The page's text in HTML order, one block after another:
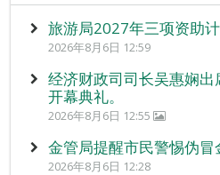
旅游局2027年三项资助
2026年8月6日 12:59
经济财政司司长吴惠娴
开幕典礼。
2026年8月6日 12:55
金管局提醒市民警惕伪
2026年8月6日 12:28